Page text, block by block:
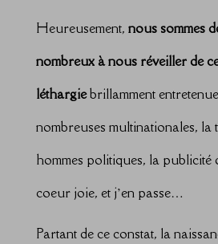
Heureusement, nous sommes
nombreux à nous réveiller de
léthargiebrillamment
nombreuses multinationales, la
hommes politiques, la publicité
coeur joie, et j’en passe…
Partant de ce constat, la